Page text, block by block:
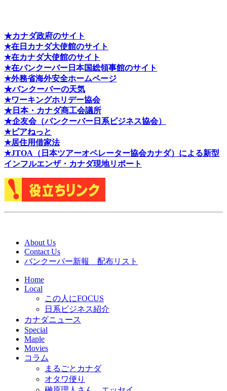
★カナダ政府のサイト
★在日カナダ大使館のサイト
★在カナダ大使館のサイト
★在バンクーバー日本国総領事館のサイト
★外務省海外安全ホームページ
★バンクーバーの天気
★ワーキングホリデー協会
★日本・カナダ商工会議所
★企友会（バンクーバー日系ビジネス協会）
★ピアねっと
★居住用借家法
★JTOA（日本ツアーオペレーター協会カナダ）による新型
インフルエンザ・カナダ現地リポート
About Us
Contact Us
バンクーバー新報 配布リスト
Home
Local
この人にFOCUS
日系ビジネス紹介
カナダニュース
Special
Maple
Movies
コラム
まるごとカナダ
オタワ便り